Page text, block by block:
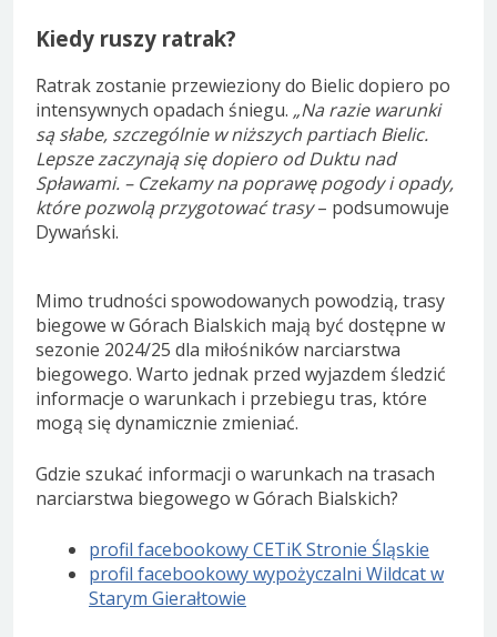
Kiedy ruszy ratrak?
Ratrak zostanie przewieziony do Bielic dopiero po
intensywnych opadach śniegu. „Na razie warunki
są słabe, szczególnie w niższych partiach Bielic.
Lepsze zaczynają się dopiero od Duktu nad
Spławami. – Czekamy na poprawę pogody i opady,
które pozwolą przygotować trasy– podsumowuje
Dywański.
Mimo trudności spowodowanych powodzią, trasy
biegowe w Górach Bialskich mają być dostępne w
sezonie 2024/25 dla miłośników narciarstwa
biegowego. Warto jednak przed wyjazdem śledzić
informacje o warunkach i przebiegu tras, które
mogą się dynamicznie zmieniać.
Gdzie szukać informacji o warunkach na trasach
narciarstwa biegowego w Górach Bialskich?
profil facebookowy CETiK Stronie Śląskie
profil facebookowy wypożyczalni Wildcat w
Starym Gierałtowie